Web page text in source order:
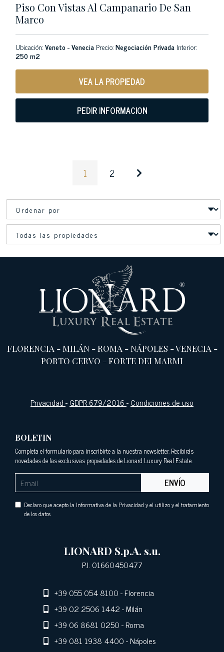
Piso Con Vistas Al Campanario De San
Marco
Ubicación:Veneto - Venecia Precio:Negociación Privada Interior:
250 m2
VEA LA PROPIEDAD
PEDIR INFORMACION
1 2
FLORENCIA -MILÁN-ROMA -NÁPOLES -VENECIA -
PORTO CERVO -FORTE DEI MARMI
Privacidad-GDPR 679/2016-Condiciones de uso
BOLETIN
Completa el formulario para inscribirte a la nuestra newsletter. Recibirás
novedades de las exclusivas propiedades de Lionard Luxury Real Estate.
ENVÍO
Declaro que acepto la Informativa de la Privacidad y el utilizo y el tratamiento
de los datos
LIONARD S.p.A. s.u.
P.I. 01660450477
+39 055 054 8100- Florencia
+39 02 2506 1442- Milán
+39 06 8681 0250- Roma
+39 081 1938 4400- Nápoles